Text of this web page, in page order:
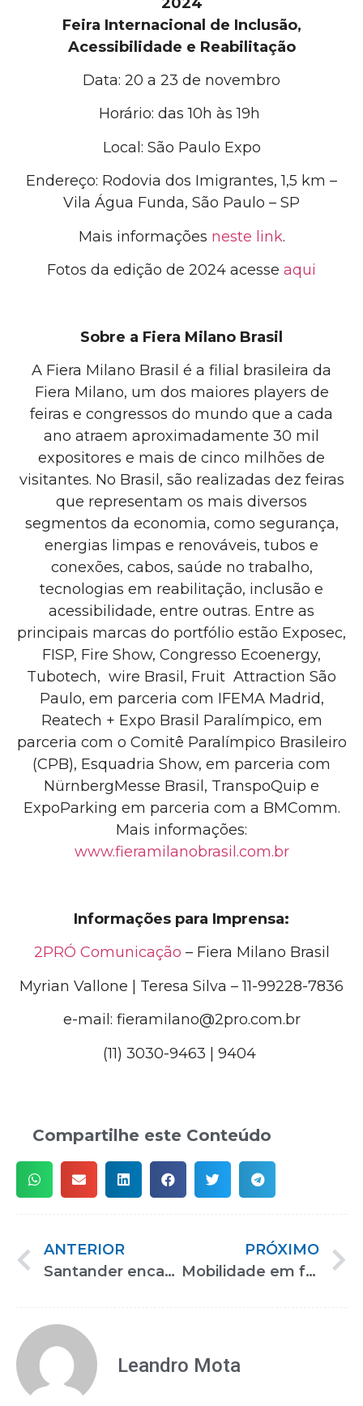
Feira Internacional de Inclusão,
Acessibilidade e Reabilitação
Data: 20 a 23 de novembro
Horário: das 10h às 19h
Local: São Paulo Expo
Endereço: Rodovia dos Imigrantes, 1,5 km –
Vila Água Funda, São Paulo – SP
Mais informações neste link.
Fotos da edição de 2024 acesse aqui
Sobre a Fiera Milano Brasil
A Fiera Milano Brasil é a filial brasileira da
Fiera Milano, um dos maiores players de
feiras e congressos do mundo que a cada
ano atraem aproximadamente 30 mil
expositores e mais de cinco milhões de
visitantes. No Brasil, são realizadas dez feiras
que representam os mais diversos
segmentos da economia, como segurança,
energias limpas e renováveis, tubos e
conexões, cabos, saúde no trabalho,
tecnologias em reabilitação, inclusão e
acessibilidade, entre outras. Entre as
principais marcas do portfólio estão Exposec,
FISP, Fire Show, Congresso Ecoenergy,
Tubotech, wire Brasil , Fruit Attraction São
Paulo, em parceria com IFEMA Madrid,
Reatech + Expo Brasil Paralímpico, em
parceria com o Comitê Paralímpico Brasileiro
(CPB), Esquadria Show, em parceria com
NürnbergMesse Brasil, TranspoQuip e
ExpoParking em parceria com a BMComm.
Mais informações:
www.fieramilanobrasil.com.br
Informações para Imprensa:
2PRÓ Comunicação – Fiera Milano Brasil
Myrian Vallone | Teresa Silva – 11-99228-7836
e-mail: fieramilano@2pro.com.br
(11) 3030-9463 | 9404
Compartilhe este Conteúdo
ANTERIOR
Santander encaminha contratação de pessoas com deficiência na Reatech
PRÓXIMO
Mobilidade em foco no desenvolvimento de tecnologias assistivas
Leandro Mota